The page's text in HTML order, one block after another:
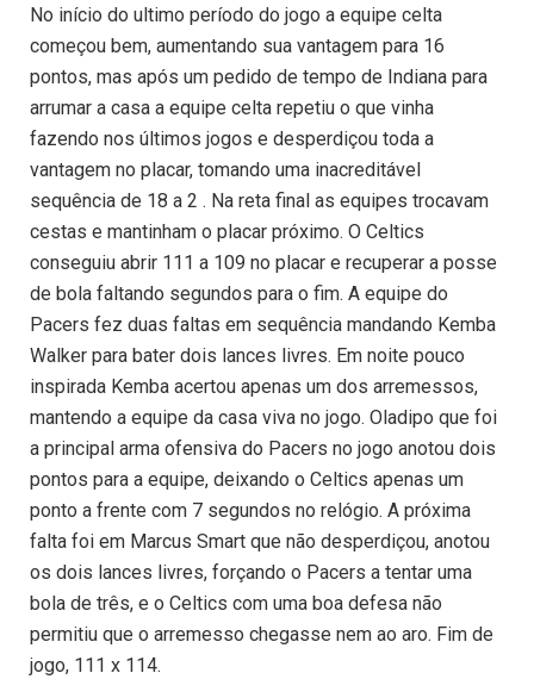
No início do ultimo período do jogo a equipe celta
começou bem, aumentando sua vantagem para 16
pontos, mas após um pedido de tempo de Indiana para
arrumar a casa a equipe celta repetiu o que vinha
fazendo nos últimos jogos e desperdiçou toda a
vantagem no placar, tomando uma inacreditável
sequência de 18 a 2 . Na reta final as equipes trocavam
cestas e mantinham o placar próximo. O Celtics
conseguiu abrir 111 a 109 no placar e recuperar a posse
de bola faltando segundos para o fim. A equipe do
Pacers fez duas faltas em sequência mandando Kemba
Walker para bater dois lances livres. Em noite pouco
inspirada Kemba acertou apenas um dos arremessos,
mantendo a equipe da casa viva no jogo. Oladipo que foi
a principal arma ofensiva do Pacers no jogo anotou dois
pontos para a equipe, deixando o Celtics apenas um
ponto a frente com 7 segundos no relógio. A próxima
falta foi em Marcus Smart que não desperdiçou, anotou
os dois lances livres, forçando o Pacers a tentar uma
bola de três, e o Celtics com uma boa defesa não
permitiu que o arremesso chegasse nem ao aro. Fim de
jogo, 111 x 114.